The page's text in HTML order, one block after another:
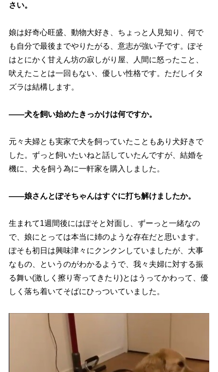
さい。
娘は好奇心旺盛、動物大好き、ちょっと人見知り、何で
も自分で最後までやりたがる、意志が強い子です。ぽそ
はとにかく甘えん坊の寂しがり屋、人間に怒ったこと、
吠えたことは一回もない、優しい性格です。ただしイタ
ズラは結構します。
――犬を飼い始めたきっかけは何ですか。
元々夫婦とも実家で犬を飼っていたこともあり犬好きで
した。ずっと飼いたいねと話していたんですが、結婚を
機に、犬を飼う為に一軒家を購入しました。
――娘さんとぽそちゃんはすぐに打ち解けましたか。
生まれて1週間後にはぽそと対面し、ずーっと一緒なの
で、娘にとっては本当に姉のような存在だと思います。
ぽそも初日は興味津々にクンクンしていましたが、大事
なもの、というのがわかるようで、我々夫婦に対する振
る舞い(激しく擦り寄ってきたり)とはうってかわって、優
しく落ち着いてそばにひっついていました。